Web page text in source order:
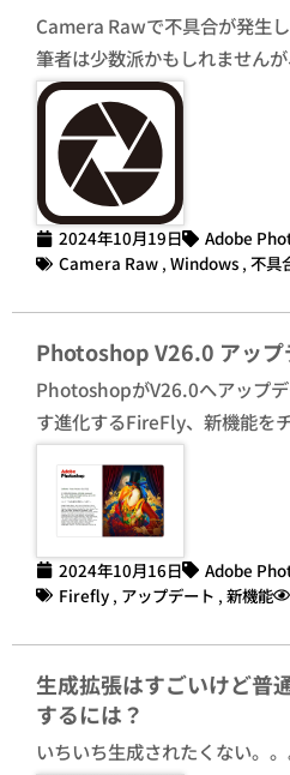
Camera Rawで不具合が発生
筆者は少数派かもしれませんが
2024年10月19日
Adobe
Camera Raw , Windows , 不具
Photoshop V26.0 アップ
PhotoshopがV26.0へアップ
す進化するFireFly、新機能を
2024年10月16日
Adobe
Firefly , アップデート , 新機能
生成拡張はすごいけど普
するには？
いちいち生成されたくない。。